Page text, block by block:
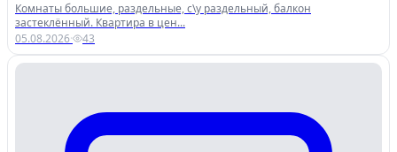
Комнаты большие, раздельные, с\у раздельный, балкон
застеклённый. Квартира в цен...
05.08.2026· 43